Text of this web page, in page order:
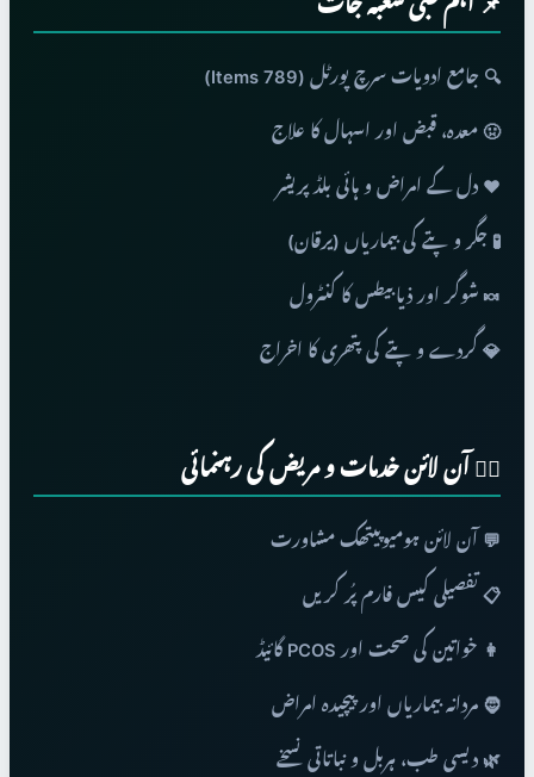
🔍 جامع ادویات سرچ پورٹل (789 Items)
🤢 معدہ، قبض اور اسہال کا علاج
❤️ دل کے امراض و ہائی بلڈ پریشر
🧪 جگر و پتے کی بیماریاں (یرقان)
🍬 شوگر اور ذیابیطس کا کنٹرول
💎 گردے و پتے کی پتھری کا اخراج
👨‍⚕️ آن لائن خدمات و مریض کی رہنمائی
💬 آن لائن ہومیوپیتھک مشاورت
📋 تفصیلی کیس فارم پُر کریں
👩 خواتین کی صحت اور PCOS گائیڈ
🧔 مردانہ بیماریاں اور پیچیدہ امراض
🌿 دیسی طب، ہربل و نباتاتی نسخے